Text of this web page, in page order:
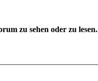
zu sehen oder zu lesen.